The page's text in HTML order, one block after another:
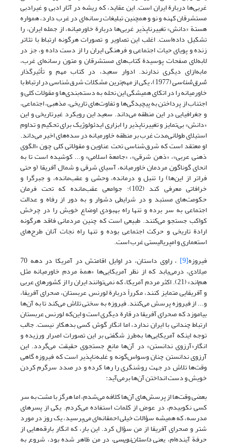
غربی‌ها دربارة ایران است. این عقاید، که ریشه در آثار ادبی و غیرادبی
مستشرقان کهنه و نو و همچنین تبلیغات رسانه‌ای در غرب دارد، همواره
هستة «دانش» تغییرناپذیر غربی‌ها دربارة خاورمیانه، از جمله ایران، را
تشکیل داده‌است. اغلب این تصاویر و تصورات هرگونه ارتباط با تئاتر
زنده و پویای حیات اجتماعی و فرهنگی ایران را از دست داده و، جز در
لابه‌لای صفحات پوسیدة کتاب‌های مستشرقان و متون رسانه‌ای غرب،
مابه‌ازای دیگری ندارند. ادوار سعید، در کتاب مهم و تأثیرگذار
شرق‌شناسی(1977) ،یکی از مهم‌ترین مشکلات شرق‌شناسی در ارتباط با
خاورمیانه را در اتکای همیشگی این نحله به دسته‌بندی‌ها و مقولات کلی و
اجتناب از پرداختن به پیچیدگی‌ها و تفاوت‌های تاریخی، مذهبی، اجتماعی،
و جغرافیایی در این منطقه می‌داند. سعید این رویکرد غیرتاریخی و این
«دانش» بی‌تمایز و تغییرناپذیر را ابزاری ایدئولوژیک برای تحکیم و تداوم
استیلای طولانی‌مدت غرب بر منطقه خاورمیانه در سده‌های اخیر می‌داند.
او معتقد است که شرق‌شناسی تحت عناوین و مقولاتی کلی چون «الگوی
ذهنی عربی»، «ذهن شرقی»، «جامعة اسلامی» و... کوشیده است تا به
انحای گوناگون مردمان خاورمیانه، آسیای شرقی و شمال آفریقا (و حتی
فراتر از این‌ها) را تنبل و درمانده، وحشی و عقب‌مانده، و جبرگرا و
خرافاتی معرفی کند (102)؛ جوامعی عقب‌مانده که تحت فرمان
حکومت‌های مستبد و در شرایطی دشوار و به دور از رفاه و عدالت
اجتماعی به سر برده و تنها راه بهبودی اوضاع خویش را در چرخش
کواکب جستجو می‌کنند. طبیعی است که چنین مردمانی فاقد هرگونه
ارادة تاریخی و حرکت اجتماعی بوده و تنها راه نجات آنان طرح‌های
استعماری و امپریالیستی غرب است.
فیروزه[9] ، راوی داستان، در اوایل اقامتش در آمریکا در دهه 70
میلادی، درمی‌یابد که از نظر آمریکایی‌ها «همة مردم خاورمیانه مثل
هم‌اند» (21). اکثر مردم آمریکا، که نمی‌توانند ایران را از کشورهای عربی
و آفریقایی متمایز کنند، مکرراً دربارة لورنس عربستان، صحرای آفریقا،
و... از فیروزه پرسش می‌کنند. فیروزه به سختی تلاش می‌کند تا به آن‌ها
بیاموزد که صحرای آفریقا در قارة دیگری است و این‌که لورنس عربستان
ارتباط چندانی با ایران ندارد، اما انگار گوش کسی بدهکار نیست. جالب
توجه اینکه آمریکایی‌ها به‌طرز شگفتی بر این تصورات اصرار ورزیده و
انگار«آرزوی ندانستن» در آن‌ها مانع جستجوی حقیقت می‌گردد. این
آرزوی ندانستن چنان وسواس‌گونه و غلبه‌ناپذیر است که فیروزه گاهی
وقت‌ها تلاش در جهت روشنگری را رها کرده و در صدد سرگرم کردن
خویش و دست انداختن آن‌ها برمی‌آید:
بعضی وقت‌ها از پرسش‌های آن‌ها کلافه می‌شدم، اما هرگز با مشت به سر
کسی نکوبیدم، در عوض از کلمات استفاده می‌کردم. یکی از پسرهای
مدرسه، که همیشه سؤالات خیلی احمقانه‌ای می‌پرسید، یک روز در مورد
شتر و صحرای آفریقا از من سؤال کرد. این بار، که انگار بارقه‌هایی از
حرفة آینده‌ام، یعنیداستان‌نویسی، در من ظاهر شده بود، شروع به